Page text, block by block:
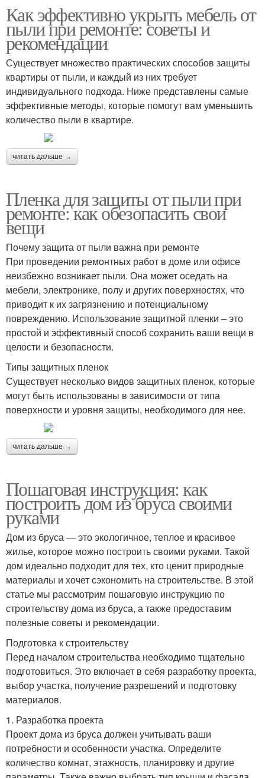
Как эффективно укрыть мебель от
пыли при ремонте: советы и
рекомендации
Существует множество практических способов защиты
квартиры от пыли, и каждый из них требует
индивидуального подхода. Ниже представлены самые
эффективные методы, которые помогут вам уменьшить
количество пыли в квартире.
читать дальше →
Пленка для защиты от пыли при
ремонте: как обезопасить свои
вещи
Почему защита от пыли важна при ремонте
При проведении ремонтных работ в доме или офисе
неизбежно возникает пыли. Она может оседать на
мебели, электронике, полу и других поверхностях, что
приводит к их загрязнению и потенциальному
повреждению. Использование защитной пленки – это
простой и эффективный способ сохранить ваши вещи в
целости и безопасности.
Типы защитных пленок
Существует несколько видов защитных пленок, которые
могут быть использованы в зависимости от типа
поверхности и уровня защиты, необходимого для нее.
читать дальше →
Пошаговая инструкция: как
построить дом из бруса своими
руками
Дом из бруса — это экологичное, теплое и красивое
жилье, которое можно построить своими руками. Такой
дом идеально подходит для тех, кто ценит природные
материалы и хочет сэкономить на строительстве. В этой
статье мы рассмотрим пошаговую инструкцию по
строительству дома из бруса, а также предоставим
полезные советы и рекомендации.
Подготовка к строительству
Перед началом строительства необходимо тщательно
подготовиться. Это включает в себя разработку проекта,
выбор участка, получение разрешений и подготовку
материалов.
1. Разработка проекта
Проект дома из бруса должен учитывать ваши
потребности и особенности участка. Определите
количество комнат, этажность, планировку и другие